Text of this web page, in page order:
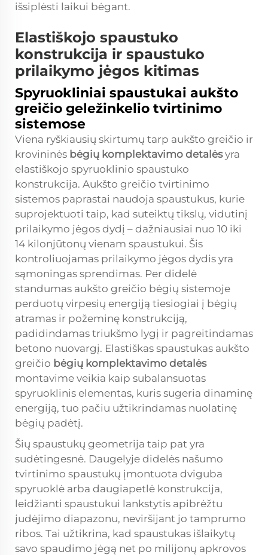
išsiplėsti laikui bėgant.
Elastiškojo spaustuko
konstrukcija ir spaustuko
prilaikymo jėgos kitimas
Spyruokliniai spaustukai aukšto
greičio geležinkelio tvirtinimo
sistemose
Viena ryškiausių skirtumų tarp aukšto greičio ir
krovininės bėgių komplektavimo detalėsyra
elastiškojo spyruoklinio spaustuko
konstrukcija. Aukšto greičio tvirtinimo
sistemos paprastai naudoja spaustukus, kurie
suprojektuoti taip, kad suteiktų tikslų, vidutinį
prilaikymo jėgos dydį – dažniausiai nuo 10 iki
14 kilonjūtonų vienam spaustukui. Šis
kontroliuojamas prilaikymo jėgos dydis yra
sąmoningas sprendimas. Per didelė
standumas aukšto greičio bėgių sistemoje
perduotų virpesių energiją tiesiogiai į bėgių
atramas ir požeminę konstrukciją,
padidindamas triukšmo lygį ir pagreitindamas
betono nuovargį. Elastiškas spaustukas aukšto
greičio bėgių komplektavimo detalės
montavime veikia kaip subalansuotas
spyruoklinis elementas, kuris sugeria dinaminę
energiją, tuo pačiu užtikrindamas nuolatinę
bėgių padėtį.
Šių spaustukų geometrija taip pat yra
sudėtingesnė. Daugelyje didelės našumo
tvirtinimo spaustukų įmontuota dviguba
spyruoklė arba daugiapetlė konstrukcija,
leidžianti spaustukui lankstytis apibrėžtu
judėjimo diapazonu, neviršijant jo tamprumo
ribos. Tai užtikrina, kad spaustukas išlaikytų
savo spaudimo jėgą net po milijonų apkrovos